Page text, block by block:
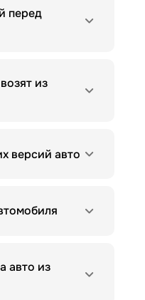
перед
из
версий авто
авто из